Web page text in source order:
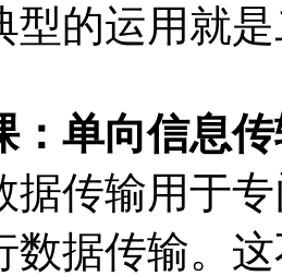
型的运用就
：单向信息
据传输用于
数据传输。